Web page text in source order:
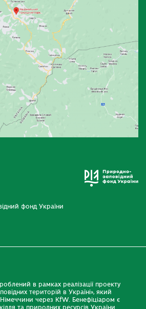
фонд України
в рамках реалізації проекту
територій в Україні», який
Німеччини через KfW. Бенефіціаром є
та природних ресурсів України.